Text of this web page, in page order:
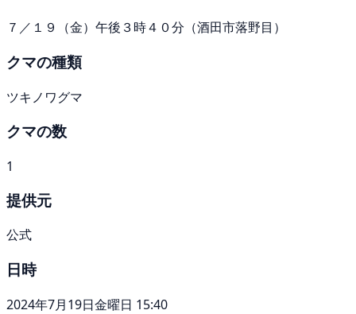
７／１９（金）午後３時４０分（酒田市落野目）
クマの種類
ツキノワグマ
クマの数
1
提供元
公式
日時
2024年7月19日金曜日 15:40